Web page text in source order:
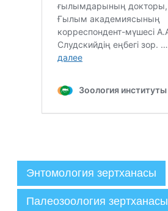
Әкімші
Энтомология зертханасы
Палеозоология зертханасы